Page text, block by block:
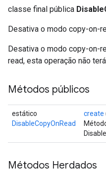
classe final pública
Desativa o modo copy-on-
Desativa o modo copy-on-
read, esta operação não
Métodos públicos
estático
DisableCopyOnRead
create
Métodos Herdados